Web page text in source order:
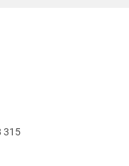
315